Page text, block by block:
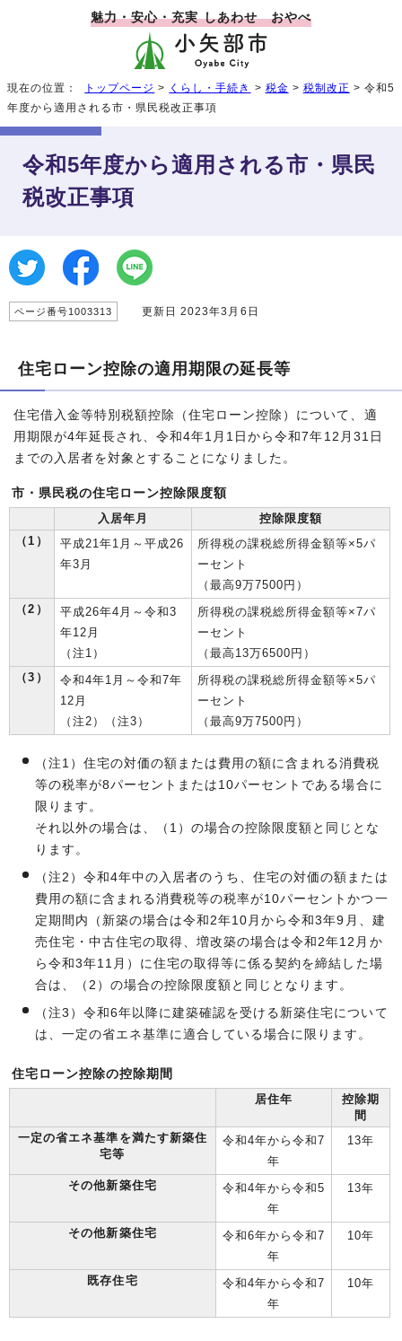
魅力・安心・充実 しあわせ おやべ
現在の位置： トップページ > くらし・手続き > 税金 > 税制改正 > 令和5
年度から適用される市・県民税改正事項
令和5年度から適用される市・県民
税改正事項
ページ番号1003313 更新日 2023年3月6日
住宅ローン控除の適用期限の延長等
住宅借入金等特別税額控除（住宅ローン控除）について、適
用期限が4年延長され、令和4年1月1日から令和7年12月31日
までの入居者を対象とすることになりました。
市・県民税の住宅ローン控除限度額
入居年月
控除限度額
（1）
平成21年1月～平成26
年3月
所得税の課税総所得金額等×5パ
ーセント
（最高9万7500円）
（2）
平成26年4月～令和3
年12月
（注1）
所得税の課税総所得金額等×7パ
ーセント
（最高13万6500円）
（3）
令和4年1月～令和7年
12月
（注2）（注3）
所得税の課税総所得金額等×5パ
ーセント
（最高9万7500円）
（注1）住宅の対価の額または費用の額に含まれる消費税
等の税率が8パーセントまたは10パーセントである場合に
限ります。
それ以外の場合は、（1）の場合の控除限度額と同じとな
ります。
（注2）令和4年中の入居者のうち、住宅の対価の額または
費用の額に含まれる消費税等の税率が10パーセントかつ一
定期間内（新築の場合は令和2年10月から令和3年9月、建
売住宅・中古住宅の取得、増改築の場合は令和2年12月か
ら令和3年11月）に住宅の取得等に係る契約を締結した場
合は、（2）の場合の控除限度額と同じとなります。
（注3）令和6年以降に建築確認を受ける新築住宅について
は、一定の省エネ基準に適合している場合に限ります。
住宅ローン控除の控除期間
居住年
控除期
間
一定の省エネ基準を満たす新築住
宅等
令和4年から令和7
年
13年
その他新築住宅
令和4年から令和5
年
13年
その他新築住宅
令和6年から令和7
年
10年
既存住宅
令和4年から令和7
年
10年